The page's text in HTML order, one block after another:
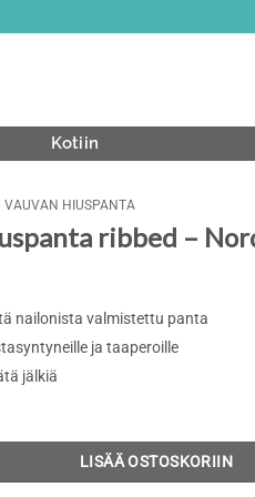
Kotiin
VAUVAN HIUSPANTA
ribbed –
nailonista valmistettu panta
ja taaperoille
jälkiä
LISÄÄ OSTOSKORIIN